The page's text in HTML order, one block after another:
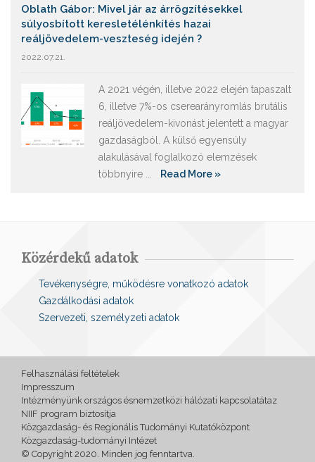
Oblath Gábor: Mivel jár az árrögzítésekkel
súlyosbított keresletélénkítés hazai
reáljövedelem-veszteség idején ?
2022.07.21.
A 2021 végén, illetve 2022 elején tapaszalt
6, illetve 7%-os cserearányromlás brutális
reáljövedelem-kivonást jelentett a magyar
gazdaságból. A külső egyensúly
alakulásával foglalkozó elemzések
többnyire ... Read More »
Közérdekű adatok
Tevékenységre, működésre vonatkozó adatok
Gazdálkodási adatok
Szervezeti, személyzeti adatok
Felhasználási feltételek
Impresszum
Intézményünk országos ésnemzetközi hálózati kapcsolatátaz
NIIF program biztosítja
Közgazdaság- és Regionális Tudományi Kutatóközpont
Közgazdaság-tudományi Intézet
© Copyright 2020. Minden jog fenntartva.